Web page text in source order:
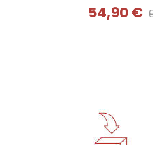
54,90 €